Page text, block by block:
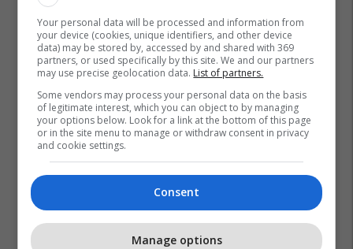
Oferta e Korrikut në FAFA Sun
Fafa Resorts
EXFIS – Katër stinë, një zgjedhje
e sigurt
EXFIS
United Hospital me pako
United Hospital
Your personal data will be processed and information from
your device (cookies, unique identifiers, and other device
data) may be stored by, accessed by and shared with 369
partners, or used specifically by this site. We and our partners
may use precise geolocation data. List of partners.
Some vendors may process your personal data on the basis
of legitimate interest, which you can object to by managing
your options below. Look for a link at the bottom of this page
or in the site menu to manage or withdraw consent in privacy
and cookie settings.
Consent
Manage options